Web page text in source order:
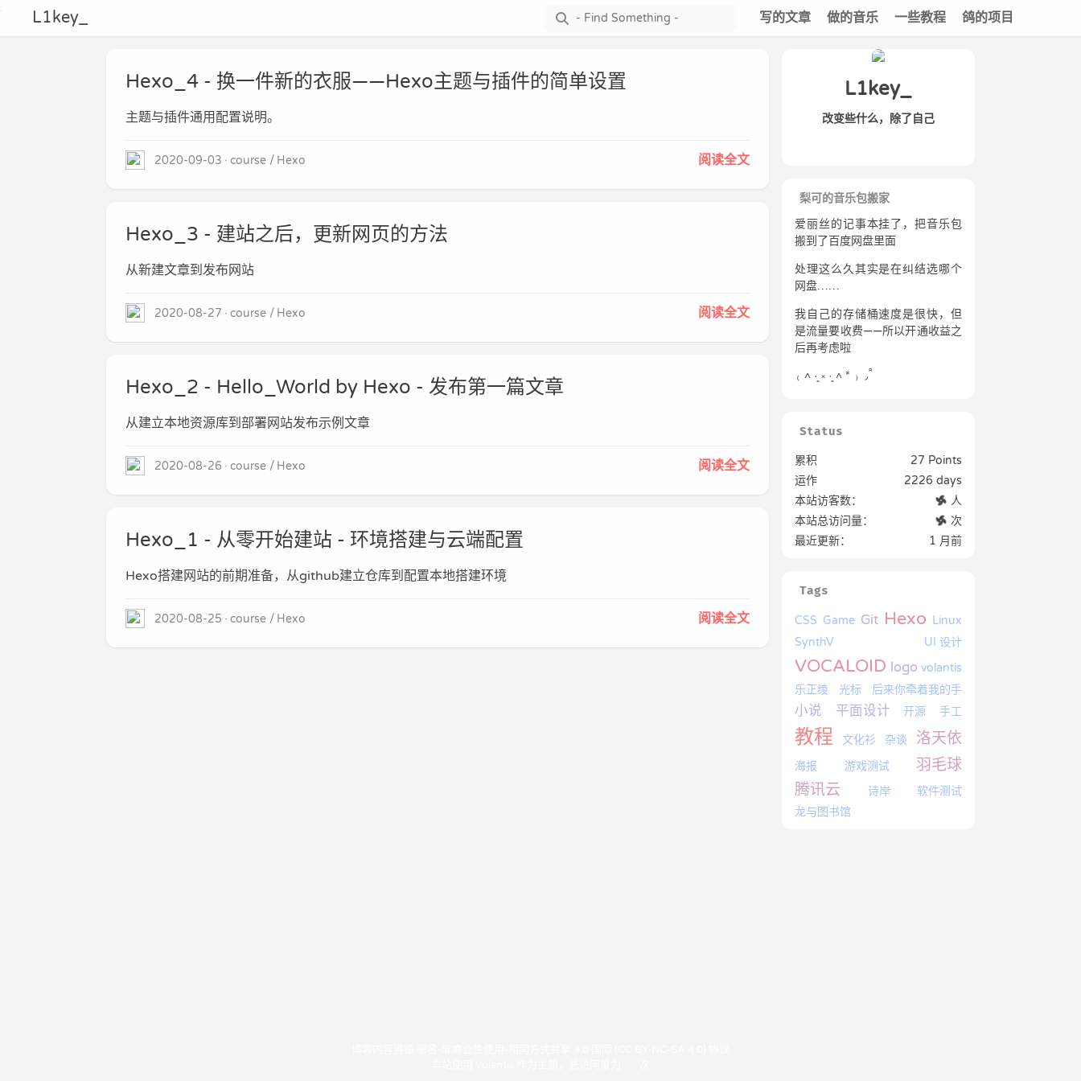
L1key_ 写的文章 做的音乐 一些教程 鸽的项目
Hexo_4 - 换一件新的衣服——Hexo主题与插件的简单设置
主题与插件通用配置说明。
2020-09-03 course Hexo 阅读全文
Hexo_3 - 建站之后，更新网页的方法
从新建文章到发布网站
2020-08-27 course Hexo 阅读全文
Hexo_2 - Hello_World by Hexo - 发布第一篇文章
从建立本地资源库到部署网站发布示例文章
2020-08-26 course Hexo 阅读全文
Hexo_1 - 从零开始建站 - 环境搭建与云端配置
Hexo搭建网站的前期准备，从github建立仓库到配置本地搭建环境
2020-08-25 course Hexo 阅读全文
L1key_
改变些什么，除了自己
梨可的音乐包搬家
爱丽丝的记事本挂了，把音乐包
搬到了百度网盘里面
处理这么久其实是在纠结选哪个
网盘……
我自己的存储桶速度是很快，但
是流量要收费——所以开通收益之
后再考虑啦
₍ ˄ ·͈ ༝ ·͈ ˄ * ₎ ◞ ̑̑
Status
累积
27 Points
运作
2226 days
本站访客数：
人
本站总访问量：
次
最近更新：
1 月前
Tags
CSS Game Git Hexo Linux
SynthV
UI 设计
VOCALOID logo volantis
乐正绫
光标 后来你牵着我的手
小说 平面设计 开源 手工
教程 文化衫 杂谈 洛天依
海报 游戏测试
羽毛球
腾讯云
诗岸
软件测试
龙与图书馆